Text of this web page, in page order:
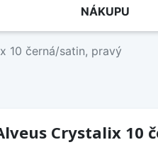
NÁKUPU
10 černá/satin, pravý
Crystalix 10